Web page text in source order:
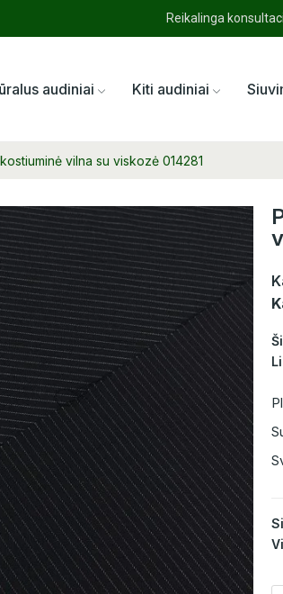
Reikalinga
audiniai Kiti audiniai
vilna su viskozė 014281